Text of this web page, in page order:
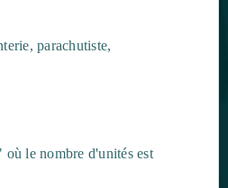
parachutiste,
où le nombre d'unités est